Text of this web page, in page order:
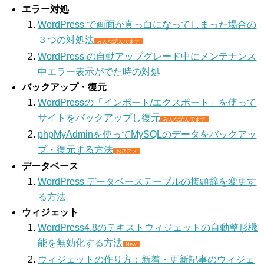
エラー対処
WordPress で画面が真っ白になってしまった場合の
３つの対処法 みんな読んでます
WordPress の自動アップグレード中にメンテナンス
中エラー表示がでた時の対処
バックアップ・復元
WordPressの「インポート/エクスポート」を使って
サイトをバックアップし復元 みんな読んでます
phpMyAdminを使ってMySQLのデータをバックアッ
プ・復元する方法 おススメ
データベース
WordPress データベーステーブルの接頭辞を変更す
る方法
ウィジェット
WordPress4.8のテキストウィジェットの自動整形機
能を無効化する方法 New
ウィジェットの作り方：新着・更新記事のウィジェ